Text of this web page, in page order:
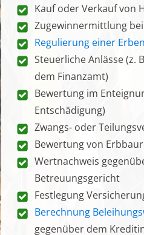
Kauf oder Verkauf von
Zugewinnermittlung
Regulierung einer
Steuerliche Anlässe (z.
dem Finanzamt)
Bewertung im
Entschädigung)
Zwangs- oder
Bewertung von
Wertnachweis
Betreuungsgericht
Festlegung
Berechnung
gegenüber dem